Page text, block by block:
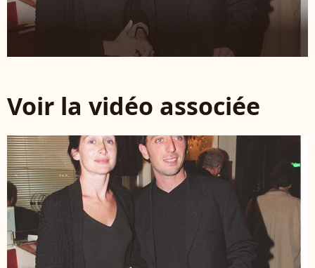
Voir la vidéo associée